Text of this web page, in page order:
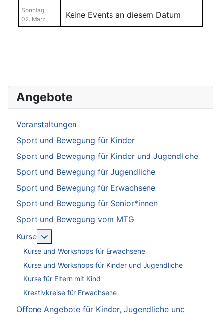
Sonntag
02. März
Keine Events an diesem Datum
Angebote
Veranstaltungen
Sport und Bewegung für Kinder
Sport und Bewegung für Kinder und Jugendliche
Sport und Bewegung für Jugendliche
Sport und Bewegung für Erwachsene
Sport und Bewegung für Senior*innen
Sport und Bewegung vom MTG
Kurse
Kurse und Workshops für Erwachsene
Kurse und Workshops für Kinder und Jugendliche
Kurse für Eltern mit Kind
Kreativkreise für Erwachsene
Offene Angebote für Kinder, Jugendliche und